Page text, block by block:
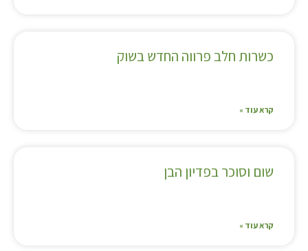
כשרות חלב פרווה החדש בשוק
קרא עוד »
שום וסוכר בפדיון הבן
קרא עוד »